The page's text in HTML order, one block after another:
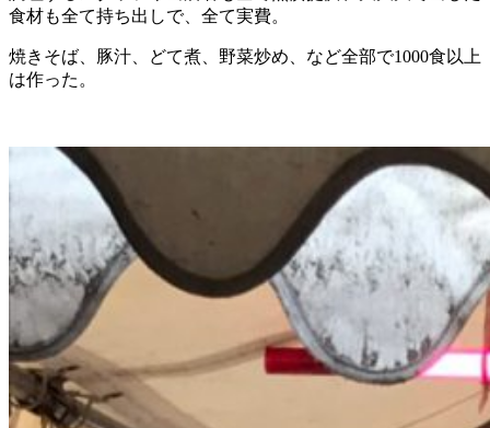
食材も全て持ち出しで、全て実費。
焼きそば、豚汁、どて煮、野菜炒め、など全部で1000食以上
は作った。